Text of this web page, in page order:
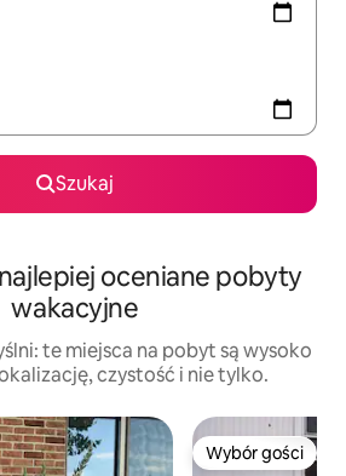
Szukaj
oceniane pobyty
wakacyjne
te miejsca na pobyt są wysoko
czystość i nie tylko.
Wybór gości Wybór gości
Wybór gości